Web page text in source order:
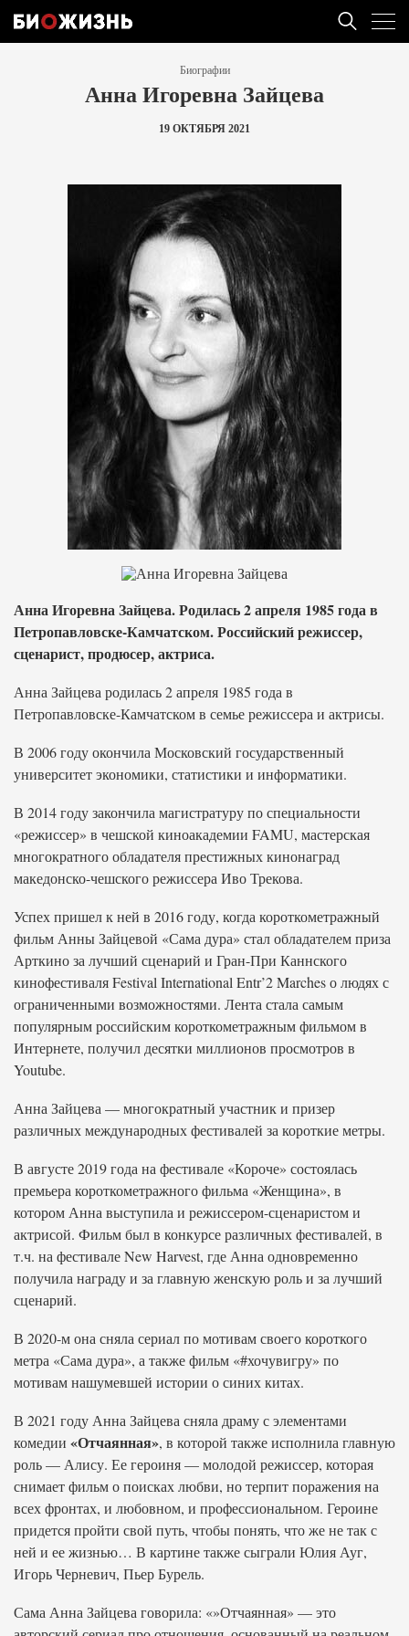
Биографии
Анна Игоревна Зайцева
19 ОКТЯБРЯ 2021
Анна Игоревна Зайцева. Родилась 2 апреля 1985 года в
Петропавловске-Камчатском. Российский режиссер,
сценарист, продюсер, актриса.
Анна Зайцева родилась 2 апреля 1985 года в
Петропавловске-Камчатском в семье режиссера и актрисы.
В 2006 году окончила Московский государственный
университет экономики, статистики и информатики.
В 2014 году закончила магистратуру по специальности
«режиссер» в чешской киноакадемии FAMU, мастерская
многократного обладателя престижных кинонаград
македонско-чешского режиссера Иво Трекова.
Успех пришел к ней в 2016 году, когда короткометражный
фильм Анны Зайцевой «Сама дура» стал обладателем приза
Арткино за лучший сценарий и Гран-При Каннского
кинофестиваля Festival International Entr’2 Marches о людях с
ограниченными возможностями. Лента стала самым
популярным российским короткометражным фильмом в
Интернете, получил десятки миллионов просмотров в
Youtube.
Анна Зайцева — многократный участник и призер
различных международных фестивалей за короткие метры.
В августе 2019 года на фестивале «Короче» состоялась
премьера короткометражного фильма «Женщина», в
котором Анна выступила и режиссером-сценаристом и
актрисой. Фильм был в конкурсе различных фестивалей, в
т.ч. на фестивале New Harvest, где Анна одновременно
получила награду и за главную женскую роль и за лучший
сценарий.
В 2020-м она сняла сериал по мотивам своего короткого
метра «Сама дура», а также фильм «#хочувигру» по
мотивам нашумевшей истории о синих китах.
В 2021 году Анна Зайцева сняла драму с элементами
комедии «Отчаянная», в которой также исполнила главную
роль — Алису. Ее героиня — молодой режиссер, которая
снимает фильм о поисках любви, но терпит поражения на
всех фронтах, и любовном, и профессиональном. Героине
придется пройти свой путь, чтобы понять, что же не так с
ней и ее жизнью… В картине также сыграли Юлия Ауг,
Игорь Черневич, Пьер Бурель.
Сама Анна Зайцева говорила: «»Отчаянная» — это